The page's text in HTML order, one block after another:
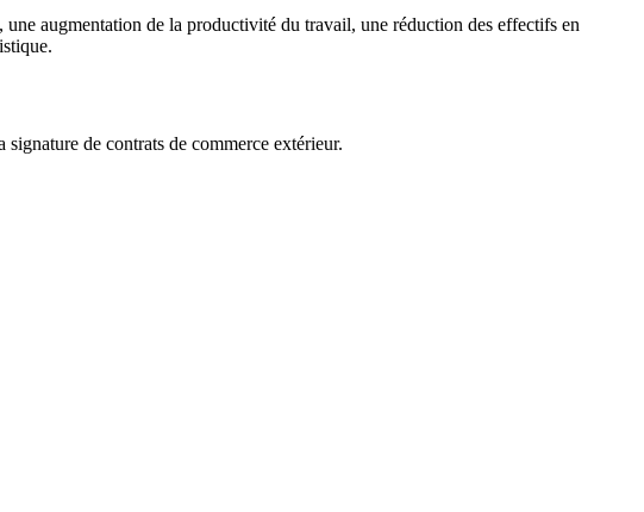
augmentation de la productivité du travail, une réduction des effectifs en
de contrats de commerce extérieur.